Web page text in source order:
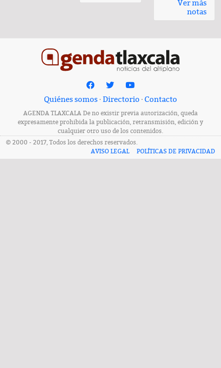
Ver más
notas
Quiénes somos · Directorio · Contacto
AGENDA TLAXCALA De no existir previa autorización, queda
expresamente prohibida la publicación, retransmisión, edición y
cualquier otro uso de los contenidos.
© 2000 - 2017, Todos los derechos reservados.
AVISO LEGAL
POLÍTICAS DE PRIVACIDAD